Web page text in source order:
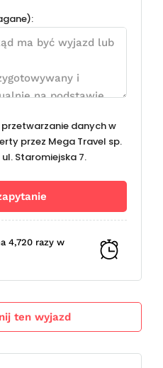
danych w
przez Mega Travel sp.
Staromiejska 7.
4,720 razy w
ten wyjazd